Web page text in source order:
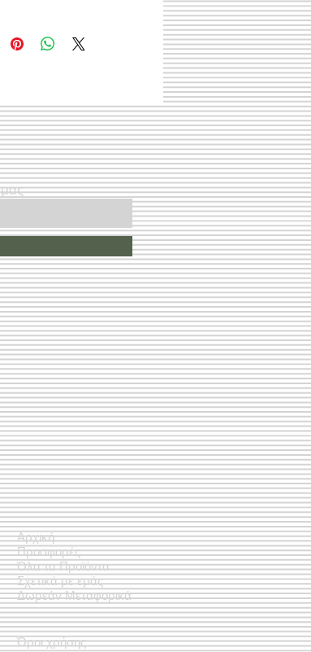
Όροι χρήσης
Αρχική
Προσφορές
Όλα τα Προϊόντα
Σχετικά με εμάς
Δωρεάν Μεταφορικά